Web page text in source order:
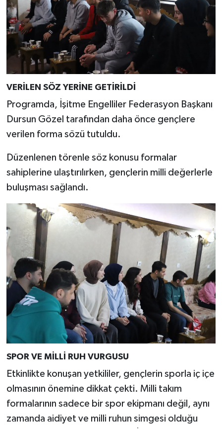
VERİLEN SÖZ YERİNE GETİRİLDİ
Programda, İşitme Engelliler Federasyon Başkanı
Dursun Gözel tarafından daha önce gençlere
verilen forma sözü tutuldu.
Düzenlenen törenle söz konusu formalar
sahiplerine ulaştırılırken, gençlerin milli değerlerle
buluşması sağlandı.
SPOR VE MİLLİ RUH VURGUSU
Etkinlikte konuşan yetkililer, gençlerin sporla iç içe
olmasının önemine dikkat çekti. Milli takım
formalarının sadece bir spor ekipmanı değil, aynı
zamanda aidiyet ve milli ruhun simgesi olduğu
Simav
Siyaset
Spor
Tavşanlı
Teknoloji
Türkiye
Video Galeri
Yemek Tarifleri